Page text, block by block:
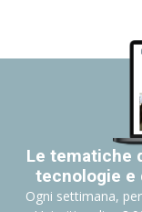
Le tematiche
tecnologie e
Ogni settimana,